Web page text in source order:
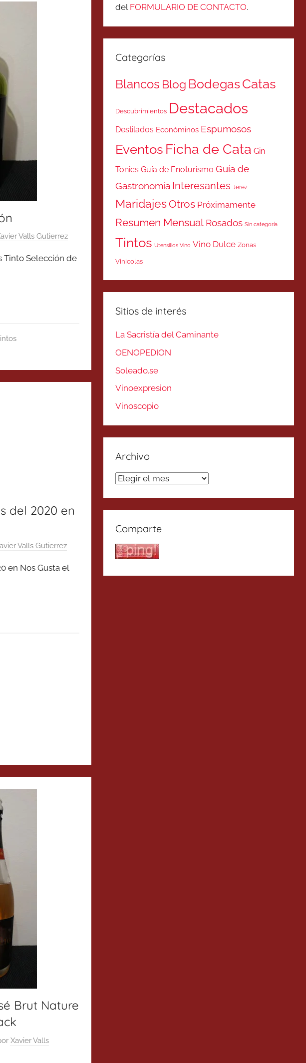
Valls Gutierrez
Tinto Selección de
del 2020 en
Valls Gutierrez
en Nos Gusta el
Brut Nature
Xavier Valls
del FORMULARIO DE CONTACTO.
Categorías
Blancos Blog BodegasCatas
Descubrimientos Destacados
Destilados Económinos Espumosos
Eventos Ficha de Cata Gin
Tonics Guía de Enoturismo Guía de
Gastronomía Interesantes Jerez
MaridajesOtros Próximamente
Resumen Mensual Rosados Sin categoría
Tintos Utensilios Vino Vino Dulce Zonas
Vinicolas
Sitios de interés
La Sacristía del Caminante
OENOPEDION
Soleado.se
Vinoexpresion
Vinoscopio
Archivo
Archivo
Comparte